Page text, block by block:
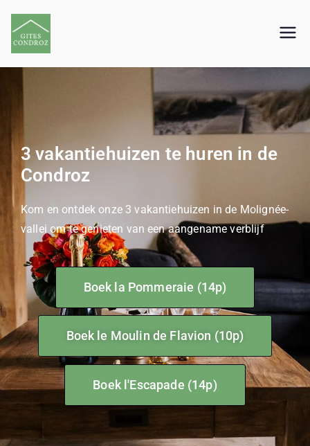
3 vakantiehuizen te huren in de
Condroz
Kom en ontdek onze 3 vakantiehuizen in de Molignée-
vallei om te genieten van een aangename verblijf
Boek la Pommeraie (14p)
Boek le Moulin de Flavion (10p)
Boek l'Escapade (14p)